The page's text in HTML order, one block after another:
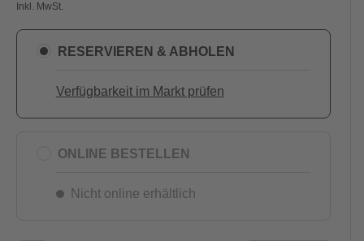
Inkl. MwSt.
RESERVIEREN & ABHOLEN
Verfügbarkeit im Markt prüfen
ONLINE BESTELLEN
Nicht online erhältlich